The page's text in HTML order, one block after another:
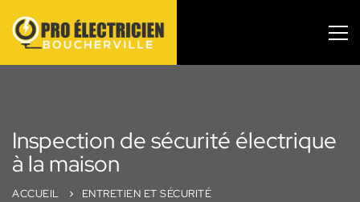
Inspection de sécurité électrique
à la maison
ACCUEIL
ENTRETIEN ET SÉCURITÉ